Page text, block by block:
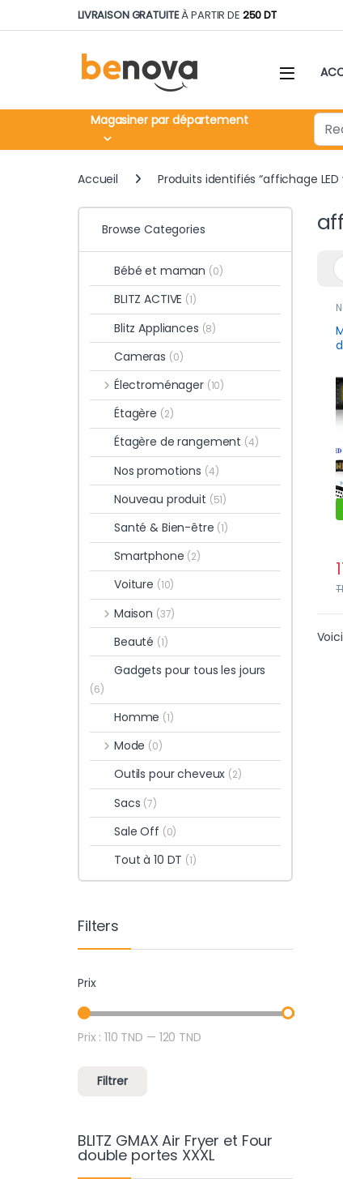
Skip to navigation
Skip to contentLIVRAISON GRATUITEÀ PARTIR DE 250 DT
Magasiner par département
Accueil Produits identifiés “affichage LED
Browse Categories
Bébé et maman (0)
BLITZ ACTIVE (1)
Blitz Appliances (8)
Cameras (0)
Électroménager (10)
Étagère (2)
Étagère de rangement (4)
Nos promotions (4)
Nouveau produit (51)
Santé & Bien-être (1)
Smartphone (2)
Voiture (10)
Maison (37)
Beauté (1)
Gadgets pour tous les jours
(6)
Homme (1)
Mode (0)
Outils pour cheveux (2)
Sacs (7)
Sale Off (0)
Tout à 10 DT (1)
Filters
Prix
Prix min
Prix max
Filtrer
Prix :110 TND — 120 TND
BLITZ GMAX Air Fryer et Four
double portes XXXL